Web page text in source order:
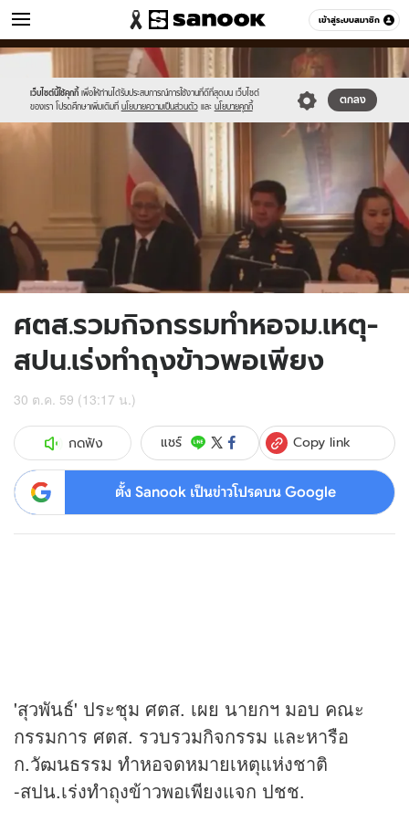
เข้าสู่ระบบสมาชิก
ข่าว หมวดอื่นๆ
เว็บไซต์นี้ใช้คุกกี้ เพื่อให้ท่านได้รับประสบการณ์การใช้งานที่ดีที่สุดบน เว็บไซต์
ของเรา โปรดศึกษาเพิ่มเติมที่ นโยบายความเป็นส่วนตัว และ นโยบายคุกกี้
ตกลง
Sanook
//s.isanook.com/sr/0/images/logo-
sanook.png
600
60
//s.isanook.com/ns/0/ud/418/2092846/740020-
ศตส.รวมกิจกรรมทำหอจม.เหตุ-
สปน.เร่งทำถุงข้าวพอเพียง
30 ต.ค. 59 (13:17 น.)
กดฟัง แชร์ Copy link
ตั้ง Sanook เป็นข่าวโปรดบน Google
'สุวพันธ์' ประชุม ศตส. เผย นายกฯ มอบ คณะ
กรรมการ ศตส. รวบรวมกิจกรรม และหารือ
ก.วัฒนธรรม ทำหอจดหมายเหตุแห่งชาติ
-สปน.เร่งทำถุงข้าวพอเพียงแจก ปชช.